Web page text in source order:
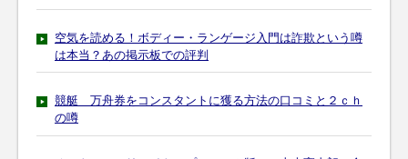
空気を読める！ボディー・ランゲージ入門は詐欺という噂
は本当？あの掲示板での評判
競艇 万舟券をコンスタントに獲る方法の口コミと２ｃｈ
の噂